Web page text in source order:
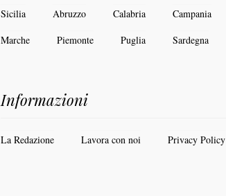
Sicilia Abruzzo Calabria Campania
Marche
Piemonte Puglia Sardegna
Informazioni
La Redazione Lavora con noi Privacy Policy